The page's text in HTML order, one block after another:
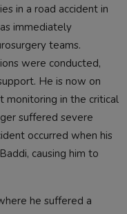
in a road accident in
immediately
teams.
were conducted,
He is now on
monitoring in the critical
suffered severe
occurred when his
causing him to
he suffered a